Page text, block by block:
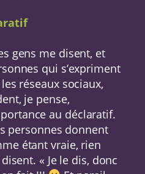
gens me disent, et
qui s’expriment
réseaux sociaux,
je pense,
au déclaratif.
personnes donnent
étant vraie, rien
« Je le dis, donc